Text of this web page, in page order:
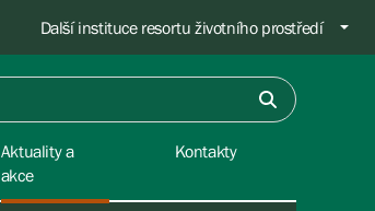
Další instituce resortu životního prostředí
Aktuality a
akce
Kontakty